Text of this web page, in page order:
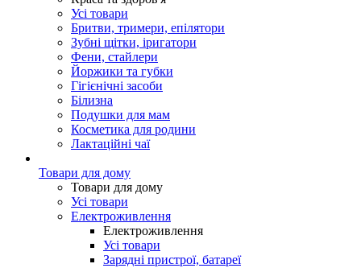
Усі товари
Бритви, тримери, епілятори
Зубні щітки, іригатори
Фени, стайлери
Йоржики та губки
Гігієнічні засоби
Білизна
Подушки для мам
Косметика для родини
Лактаційні чаї
Товари для дому
Товари для дому
Усі товари
Електроживлення
Електроживлення
Усі товари
Зарядні пристрої, батареї